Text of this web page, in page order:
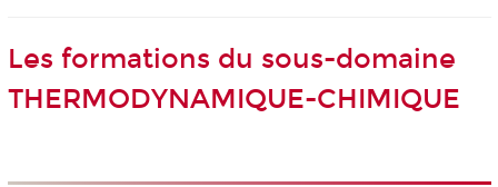
Les formations du sous-domaine
THERMODYNAMIQUE-CHIMIQUE